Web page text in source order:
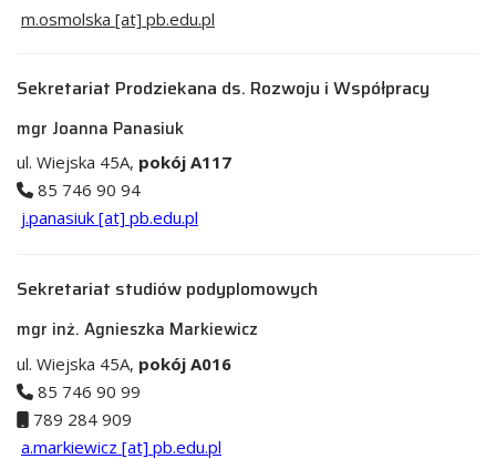
m.osmolska [at] pb.edu.pl
Sekretariat Prodziekana ds. Rozwoju i Współpracy
mgr Joanna Panasiuk
ul. Wiejska 45A, pokój A117
85 746 90 94
j.panasiuk [at] pb.edu.pl
Sekretariat studiów podyplomowych
mgr inż. Agnieszka Markiewicz
ul. Wiejska 45A, pokój A016
85 746 90 99
789 284 909
a.markiewicz [at] pb.edu.pl